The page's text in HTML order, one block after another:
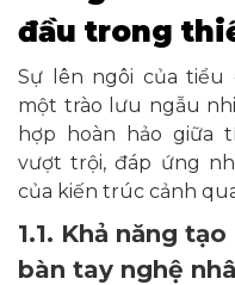
đầu trong
Sự lên ngôi của tiểu
một trào lưu ngẫu
hợp hoàn hảo giữa
vượt trội, đáp ứng
của kiến trúc cảnh
1.1. Khả năng
bàn tay nghệ